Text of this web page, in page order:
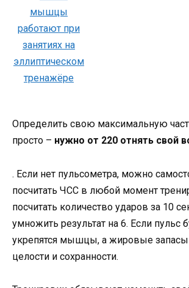
Определить свою максимальную
просто – нужно от 220 отнять свой
. Если нет пульсометра, можно
посчитать ЧСС в любой момент
посчитать количество ударов за 10
умножить результат на 6. Если пульс
укрепятся мышцы, а жировые запасы
целости и сохранности.